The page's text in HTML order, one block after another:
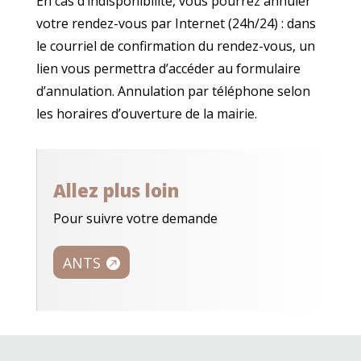
votre rendez-vous par Internet (24h/24) : dans
le courriel de confirmation du rendez-vous, un
lien vous permettra d’accéder au formulaire
d’annulation. Annulation par téléphone selon
les horaires d’ouverture de la mairie.
Allez plus loin
Pour suivre votre demande
ANTS